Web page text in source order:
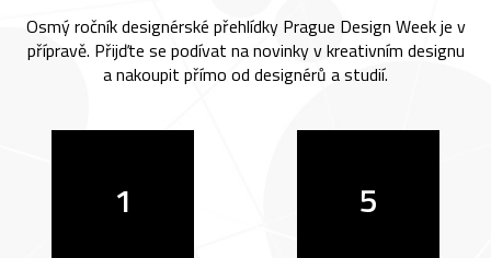
Osmý ročník designérské přehlídky Prague Design Week je v
přípravě. Přijďte se podívat na novinky v kreativním designu
a nakoupit přímo od designérů a studií.
1 5